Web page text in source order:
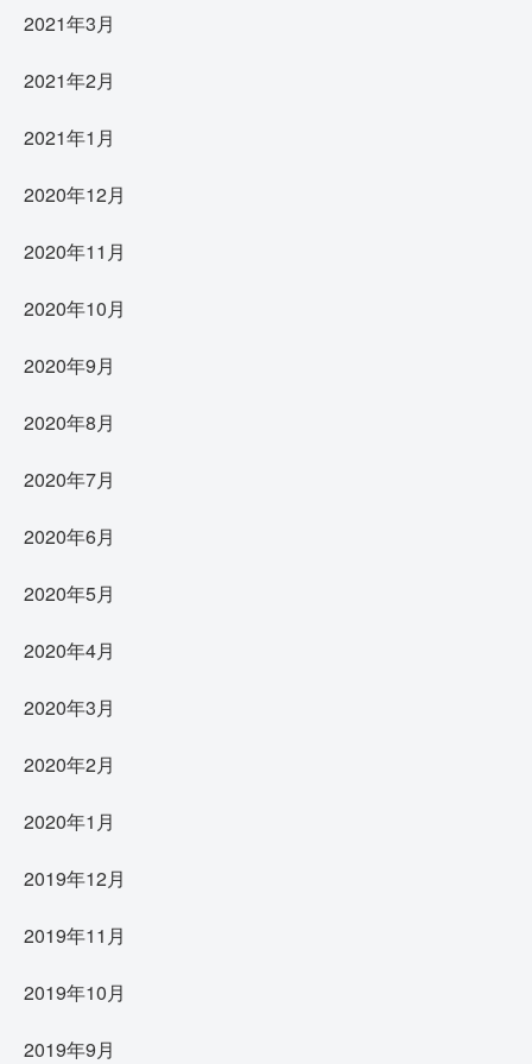
2021年3月
2021年2月
2021年1月
2020年12月
2020年11月
2020年10月
2020年9月
2020年8月
2020年7月
2020年6月
2020年5月
2020年4月
2020年3月
2020年2月
2020年1月
2019年12月
2019年11月
2019年10月
2019年9月